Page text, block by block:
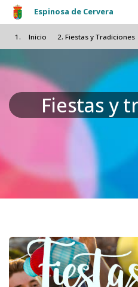
Pasar al
Espinosa de Cervera
Inicio Fiestas y Tradiciones
Fiestas y